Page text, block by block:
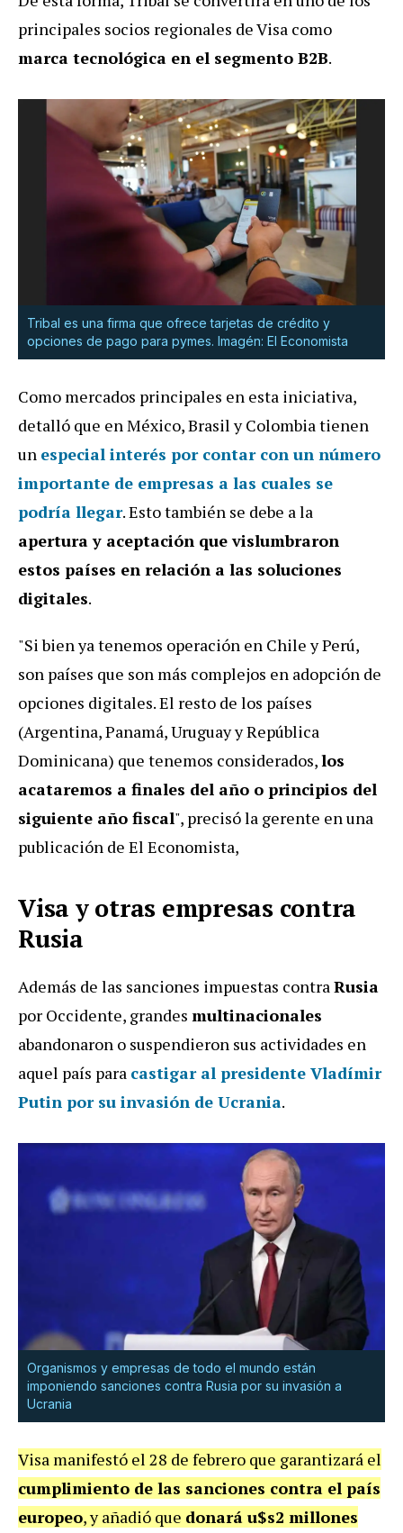
principales socios regionales de Visa como
marca tecnológica en el segmento B2B.
Tribal es una firma que ofrece tarjetas de crédito y
opciones de pago para pymes. Imagén: El Economista
Como mercados principales en esta iniciativa,
detalló que en México, Brasil y Colombia tienen
un especial interés por contar con un número
importante de empresas a las cuales se
podría llegar. Esto también se debe a la
apertura y aceptación que vislumbraron
estos países en relación a las soluciones
digitales.
"Si bien ya tenemos operación en Chile y Perú,
son países que son más complejos en adopción de
opciones digitales. El resto de los países
(Argentina, Panamá, Uruguay y República
Dominicana) que tenemos considerados,los
acataremos a finales del año o principios del
siguiente año fiscal", precisó la gerente en una
publicación de El Economista,
Visa y otras empresas contra
Rusia
Además de las sanciones impuestas contraRusia
por Occidente, grandes multinacionales
abandonaron o suspendieron sus actividades en
aquel país para castigar al presidente Vladímir
Putin por su invasión de Ucrania.
Organismos y empresas de todo el mundo están
imponiendo sanciones contra Rusia por su invasión a
Ucrania
Visa manifestó el 28 de febrero que garantizará el
cumplimiento de las sanciones contra el país
europeo, y añadió que donará u$s2 millones